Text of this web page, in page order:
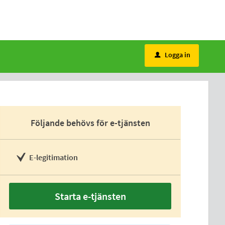
u Logga in
Följande behövs för e-tjänsten
E-legitimation
Starta e-tjänsten